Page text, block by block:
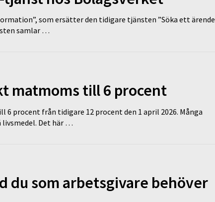
som ersätter den tidigare tjänsten ”Söka ett ärende
samlar …
matmoms till 6 procent
procent från tidigare 12 procent den 1 april 2026. Många
Det här …
du som arbetsgivare behöver